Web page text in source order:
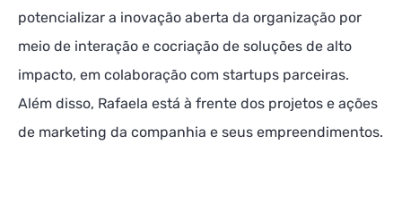
potencializar a inovação aberta da organização por
meio de interação e cocriação de soluções de alto
impacto, em colaboração com startups parceiras.
Além disso, Rafaela está à frente dos projetos e ações
de marketing da companhia e seus empreendimentos.